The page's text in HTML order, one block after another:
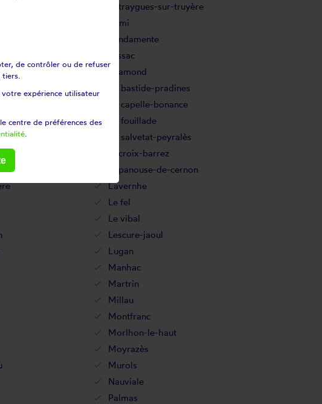
Entraygues-sur-truyère
Firmi
Fondamente
Gissac
Gramond
La bastide-pradines
La capelle-bonance
La fouillade
La salvetat-peyralès
Lacroix-barrez
Lapanouse-de-cernon
Lavernhe
Le fel
Le vibal
Lescure-jaoul
Lugan
Manhac
Martrin
Millau
Montfranc
Morlhon-le-haut
Moyrazès
Murols
Nauviale
Palmas
de contrôler ou de refuser
expérience utilisateur
centre de préférences des